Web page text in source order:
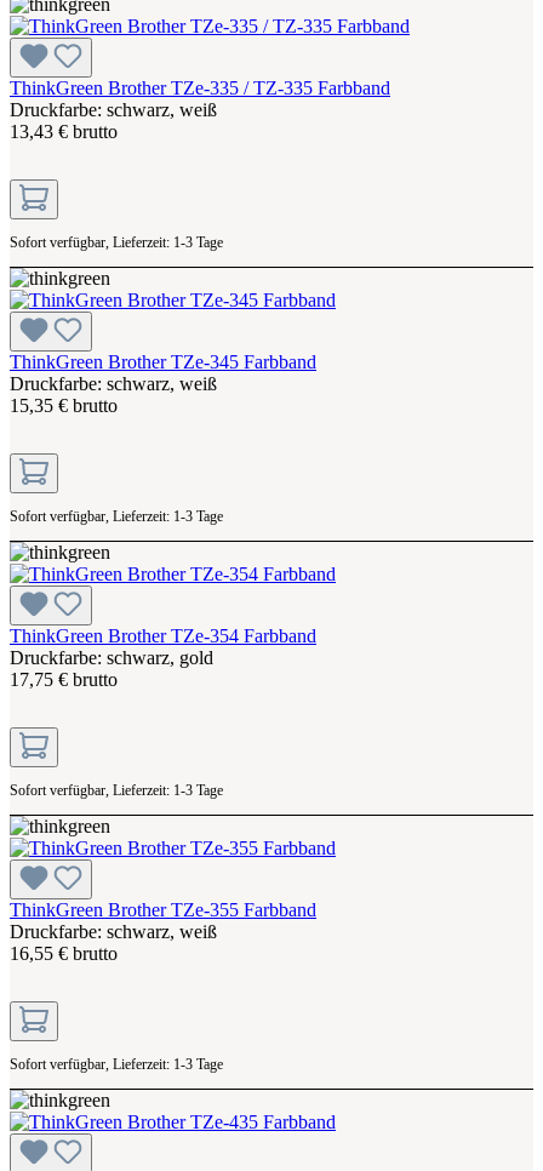
ThinkGreen Brother TZe-335 / TZ-335 Farbband
Druckfarbe: schwarz, weiß
13,43 € brutto
Sofort verfügbar, Lieferzeit: 1-3 Tage
ThinkGreen Brother TZe-345 Farbband
Druckfarbe: schwarz, weiß
15,35 € brutto
Sofort verfügbar, Lieferzeit: 1-3 Tage
ThinkGreen Brother TZe-354 Farbband
Druckfarbe: schwarz, gold
17,75 € brutto
Sofort verfügbar, Lieferzeit: 1-3 Tage
ThinkGreen Brother TZe-355 Farbband
Druckfarbe: schwarz, weiß
16,55 € brutto
Sofort verfügbar, Lieferzeit: 1-3 Tage